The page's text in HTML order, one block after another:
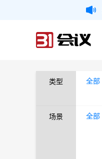
类型 全部
场景 全部